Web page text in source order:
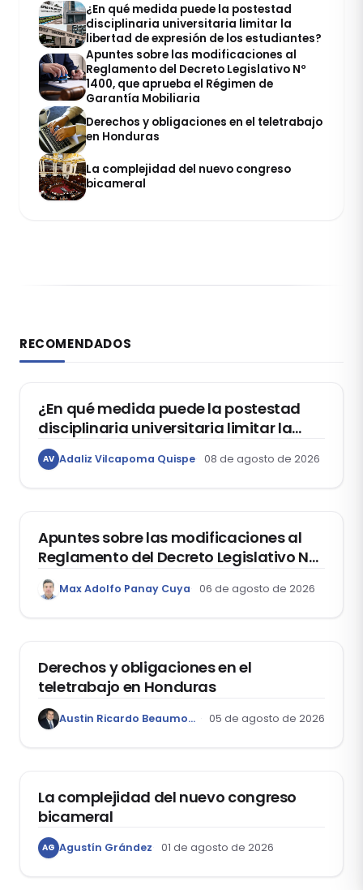
¿En qué medida puede la postestad
disciplinaria universitaria limitar la
libertad de expresión de los estudiantes?
Apuntes sobre las modificaciones al
Reglamento del Decreto Legislativo Nº
1400, que aprueba el Régimen de
Garantía Mobiliaria
Derechos y obligaciones en el teletrabajo
en Honduras
La complejidad del nuevo congreso
bicameral
RECOMENDADOS
DERECHO CONSTITUCIONAL
¿En qué medida puede la postestad
disciplinaria universitaria limitar la
libertad de expresión de los
estudiantes?
AV Adaliz Vilcapoma Quispe 08 de agosto de 2026
Apuntes sobre las modificaciones al
Reglamento del Decreto Legislativo Nº
1400, que aprueba el Régimen de
Garantía Mobiliaria
Max Adolfo Panay Cuya 06 de agosto de 2026
Derechos y obligaciones en el
teletrabajo en Honduras
Austin Ricardo Beaumont Rivera 05 de agosto de 2026
La complejidad del nuevo congreso
bicameral
AG Agustín Grández 01 de agosto de 2026